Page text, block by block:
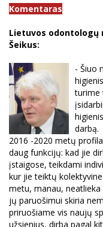
Komentaras
Lietuvos odontologų
Šeikus:
- Šiuo
turime
darbą.
2016 -2020 metų
daug funkcijų: kad jie
įstaigose, teikdami
kur jie teiktų
metu, manau,
jų paruošimui skiria
priruošiame vis naujų
užsienius, dirba pagal